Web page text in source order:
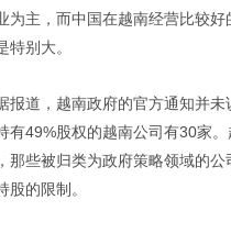
为主，而中国在越南经营比较
特别大。
道，越南政府的官方通知并未
有49%股权的越南公司有30家
那些被归类为政府策略领域的
股的限制。